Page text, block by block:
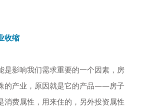
收缩
是影响我们需求重要的一个因素，房
的产业，原因就是它的产品——房子
消费属性，用来住的，另外投资属性